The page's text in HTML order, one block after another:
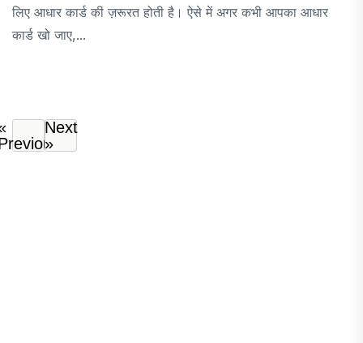
लिए आधार कार्ड की ज़रूरत होती है। ऐसे में अगर कभी आपका आधार
कार्ड खो जाए,...
Next
»